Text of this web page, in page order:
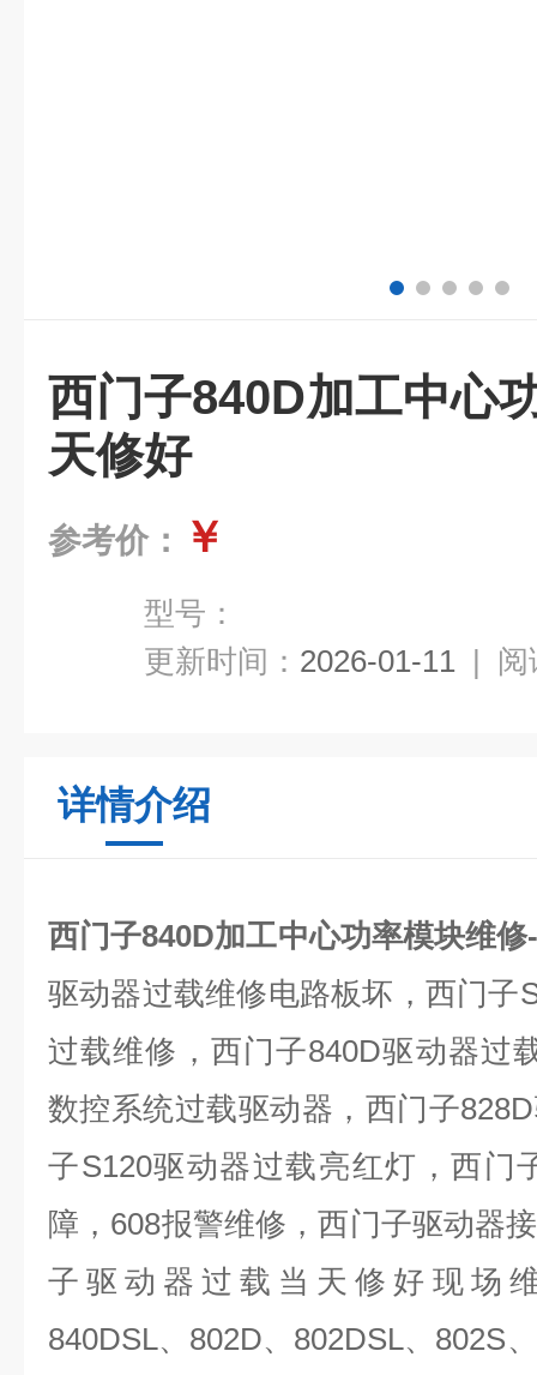
西门子840D加工中心
天修好
参考价： ￥
型号：
更新时间： 2026-01-11 | 阅
详情介绍
西门子840D加工中心功率模块维
驱动器过载维修电路板坏，西门子
过载维修，西门子840D驱动器过
数控系统过载驱动器，西门子828D
子S120驱动器过载亮红灯，西门
障， 608报警维修，西门子驱动器
子驱动器过载当天修好现场
840DSL、 802D、 802DSL、 802S、